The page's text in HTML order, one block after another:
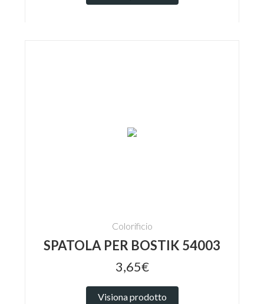
Colorificio
SPATOLA PER BOSTIK 54003
3,65€
Visiona prodotto